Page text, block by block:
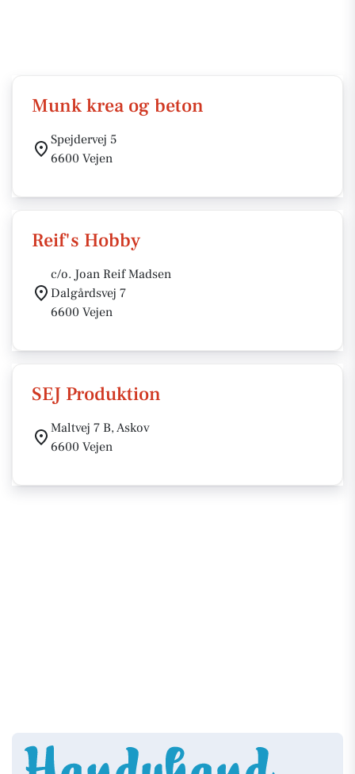
Munk krea og beton
Spejdervej 5
6600 Vejen
Reif's Hobby
c/o. Joan Reif Madsen
Dalgårdsvej 7
6600 Vejen
SEJ Produktion
Maltvej 7 B, Askov
6600 Vejen